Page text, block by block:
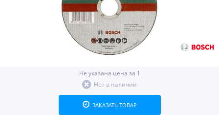
Не указана цена за 1
Нет в наличии
ЗАКАЗАТЬ ТОВАР